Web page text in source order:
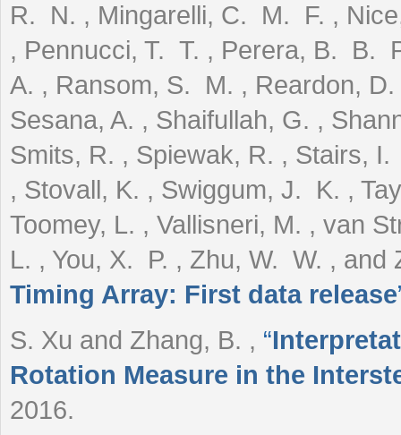
R. N. , Mingarelli, C. M. F. ,
, Pennucci, T. T. , Perera, B. B.
A. , Ransom, S. M. , Reardon,
Sesana, A. , Shaifullah, G. ,
Smits, R. , Spiewak, R. , Stairs,
, Stovall, K. , Swiggum, J. K. ,
Toomey, L. , Vallisneri, M. , van
L. , You, X. P. , Zhu, W. W. , and
Timing Array: First data release
S. Xu and Zhang, B. , “
Rotation Measure in the
2016.